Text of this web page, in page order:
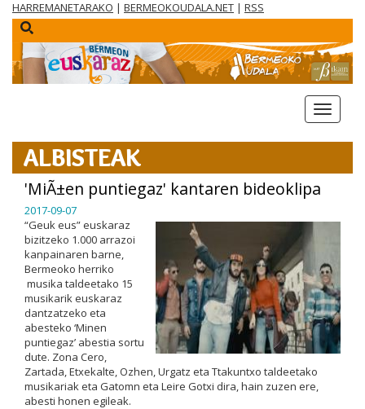
HARREMANETARAKO | BERMEOKOUDALA.NET | RSS
menua
ALBISTEAK
'MiÃ±en puntiegaz' kantaren bideoklipa
2017-09-07
“Geuk eus” euskaraz
bizitzeko 1.000 arrazoi
kanpainaren barne,
Bermeoko herriko
musika taldeetako 15
musikarik euskaraz
dantzatzeko eta
abesteko ‘Minen
puntiegaz’ abestia sortu
dute. Zona Cero,
Zartada, Etxekalte, Ozhen, Urgatz eta Ttakuntxo taldeetako
musikariak eta Gatomn eta Leire Gotxi dira, hain zuzen ere,
abesti honen egileak.